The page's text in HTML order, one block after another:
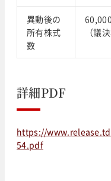
異動後の
所有株式
数
（議
詳細PDF
https://
54.pdf